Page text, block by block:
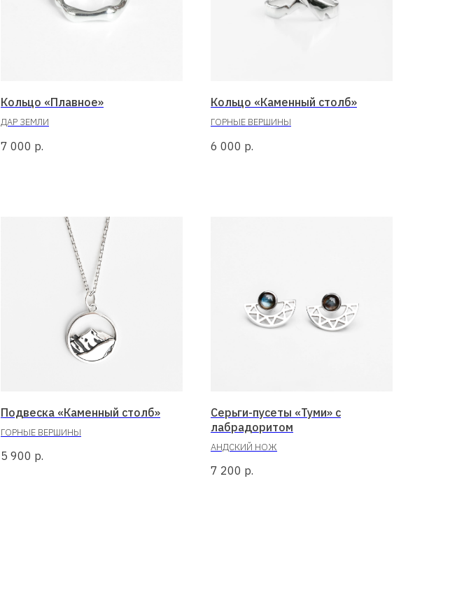
Кольцо «Плавное»
ДАР ЗЕМЛИ
7 000 р.
Кольцо «Каменный столб»
ГОРНЫЕ ВЕРШИНЫ
6 000 р.
Подвеска «Каменный столб»
ГОРНЫЕ ВЕРШИНЫ
5 900 р.
Серьги-пусеты «Туми» с
лабрадоритом
АНДСКИЙ НОЖ
7 200 р.